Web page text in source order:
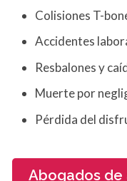
Colisiones T-
Accidentes
Resbalones y
Muerte por
Pérdida del
Abogados